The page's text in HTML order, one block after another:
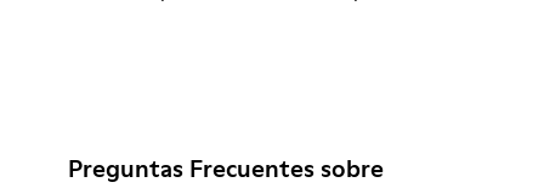
Preguntas Frecuentes sobre